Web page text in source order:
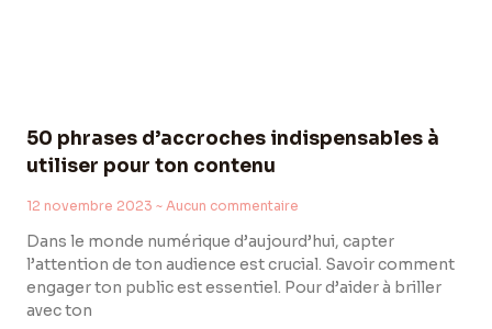
50 phrases d’accroches indispensables à
utiliser pour ton contenu
12 novembre 2023 Aucun commentaire
Dans le monde numérique d’aujourd’hui, capter
l’attention de ton audience est crucial. Savoir comment
engager ton public est essentiel. Pour d’aider à briller
avec ton